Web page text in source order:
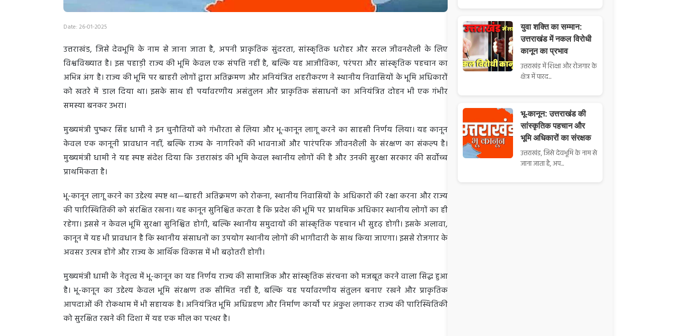
Date: 26-01-2025
उत्तराखंड, जिसे देवभूमि के नाम से जाना जाता है, अपनी प्राकृतिक सुंदरता, सांस्कृतिक धरोहर और सरल जीवनशैली के लिए
विश्वविख्यात है। इस पहाड़ी राज्य की भूमि केवल एक संपत्ति नहीं है, बल्कि यह आजीविका, परंपरा और सांस्कृतिक पहचान का
अभिन्न अंग है। राज्य की भूमि पर बाहरी लोगों द्वारा अतिक्रमण और अनियंत्रित शहरीकरण ने स्थानीय निवासियों के भूमि अधिकारों
को खतरे में डाल दिया था। इसके साथ ही पर्यावरणीय असंतुलन और प्राकृतिक संसाधनों का अनियंत्रित दोहन भी एक गंभीर
समस्या बनकर उभरा।
मुख्यमंत्री पुष्कर सिंह धामी ने इन चुनौतियों को गंभीरता से लिया और भू-कानून लागू करने का साहसी निर्णय लिया। यह कानून
केवल एक कानूनी प्रावधान नहीं, बल्कि राज्य के नागरिकों की भावनाओं और पारंपरिक जीवनशैली के संरक्षण का संकल्प है।
मुख्यमंत्री धामी ने यह स्पष्ट संदेश दिया कि उत्तराखंड की भूमि केवल स्थानीय लोगों की है और उनकी सुरक्षा सरकार की सर्वोच्च
प्राथमिकता है।
भू-कानून लागू करने का उद्देश्य स्पष्ट था—बाहरी अतिक्रमण को रोकना, स्थानीय निवासियों के अधिकारों की रक्षा करना और राज्य
की पारिस्थितिकी को संरक्षित रखना। यह कानून सुनिश्चित करता है कि प्रदेश की भूमि पर प्राथमिक अधिकार स्थानीय लोगों का ही
रहेगा। इससे न केवल भूमि सुरक्षा सुनिश्चित होगी, बल्कि स्थानीय समुदायों की सांस्कृतिक पहचान भी सुदृढ़ होगी। इसके अलावा,
कानून में यह भी प्रावधान है कि स्थानीय संसाधनों का उपयोग स्थानीय लोगों की भागीदारी के साथ किया जाएगा। इससे रोजगार के
अवसर उत्पन्न होंगे और राज्य के आर्थिक विकास में भी बढ़ोतरी होगी।
मुख्यमंत्री धामी के नेतृत्व में भू-कानून का यह निर्णय राज्य की सामाजिक और सांस्कृतिक संरचना को मजबूत करने वाला सिद्ध हुआ
है। भू-कानून का उद्देश्य केवल भूमि संरक्षण तक सीमित नहीं है, बल्कि यह पर्यावरणीय संतुलन बनाए रखने और प्राकृतिक
आपदाओं की रोकथाम में भी सहायक है। अनियंत्रित भूमि अधिग्रहण और निर्माण कार्यों पर अंकुश लगाकर राज्य की पारिस्थितिकी
को सुरक्षित रखने की दिशा में यह एक मील का पत्थर है।
युवा शक्ति का सम्मान:
उत्तराखंड में नकल विरोधी
कानून का प्रभाव
उत्तराखंड में शिक्षा और रोजगार के
क्षेत्र में पारद...
भू-कानून: उत्तराखंड की
सांस्कृतिक पहचान और
भूमि अधिकारों का संरक्षक
उत्तराखंड, जिसे देवभूमि के नाम से
जाना जाता है, अप...